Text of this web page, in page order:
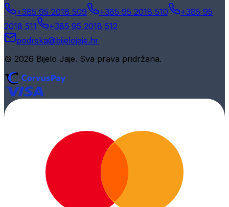
+385 95 2018 509 +385 95 2018 510
+385 95
2018 511
+385 95 2018 512
podrska@bijelojaje.hr
© 2026 Bijelo Jaje. Sva prava pridržana.